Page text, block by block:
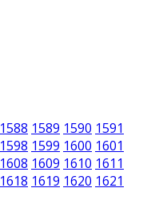
1588 1589 1590 1591
1598 1599 1600 1601
1608 1609 1610 1611
1618 1619 1620 1621